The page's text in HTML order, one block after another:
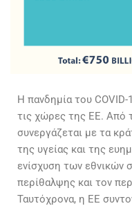
Η πανδημία του COVID-
τις χώρες της ΕΕ. Από
συνεργάζεται με τα
της υγείας και της
ενίσχυση των εθνικών
περίθαλψης και τον
Ταυτόχρονα, η ΕΕ